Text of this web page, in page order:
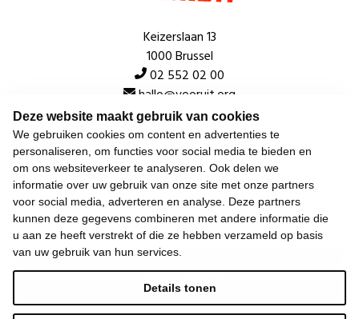
Deze website maakt gebruik van cookies
We gebruiken cookies om content en advertenties te
personaliseren, om functies voor social media te bieden en
om ons websiteverkeer te analyseren. Ook delen we
informatie over uw gebruik van onze site met onze partners
voor social media, adverteren en analyse. Deze partners
kunnen deze gegevens combineren met andere informatie die
u aan ze heeft verstrekt of die ze hebben verzameld op basis
van uw gebruik van hun services.
Details tonen
Keizerslaan 13
1000 Brussel
02 552 02 00
hallo@vooruit.org
Snel
Over de beweging
Algemeen
Laatste nieuws